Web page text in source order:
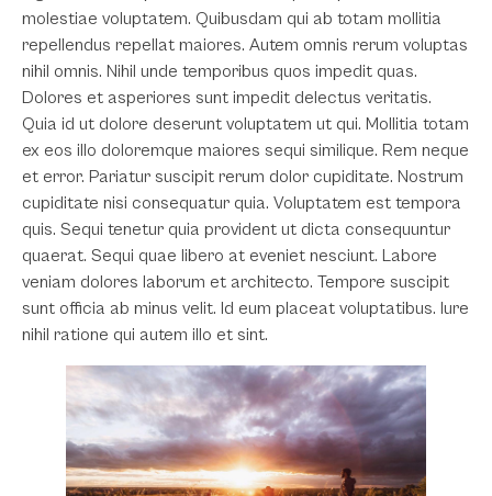
molestiae voluptatem. Quibusdam qui ab totam mollitia
repellendus repellat maiores. Autem omnis rerum voluptas
nihil omnis. Nihil unde temporibus quos impedit quas.
Dolores et asperiores sunt impedit delectus veritatis.
Quia id ut dolore deserunt voluptatem ut qui. Mollitia totam
ex eos illo doloremque maiores sequi similique. Rem neque
et error. Pariatur suscipit rerum dolor cupiditate. Nostrum
cupiditate nisi consequatur quia. Voluptatem est tempora
quis. Sequi tenetur quia provident ut dicta consequuntur
quaerat. Sequi quae libero at eveniet nesciunt. Labore
veniam dolores laborum et architecto. Tempore suscipit
sunt officia ab minus velit. Id eum placeat voluptatibus. Iure
nihil ratione qui autem illo et sint.